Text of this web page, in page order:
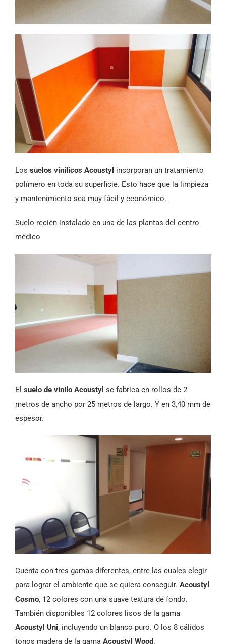
Los suelos vinílicos Acoustyl incorporan un tratamiento
polímero en toda su superficie. Esto hace que la limpieza
y mantenimiento sea muy fácil y económico.
Suelo recién instalado en una de las plantas del centro
médico
El suelo de vinilo Acoustyl se fabrica en rollos de 2
metros de ancho por 25 metros de largo. Y en 3,40 mm de
espesor.
Cuenta con tres gamas diferentes, entre las cuales elegir
para lograr el ambiente que se quiera conseguir. Acoustyl
Cosmo, 12 colores con una suave textura de fondo.
También disponibles 12 colores lisos de la gama
Acoustyl Uni, incluyendo un blanco puro. O los 8 cálidos
tonos madera de la gama Acoustyl Wood.